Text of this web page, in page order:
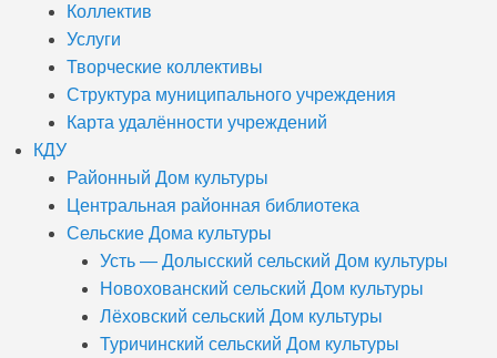
Коллектив
Услуги
Творческие коллективы
Структура муниципального учреждения
Карта удалённости учреждений
КДУ
Районный Дом культуры
Центральная районная библиотека
Сельские Дома культуры
Усть — Долысский сельский Дом культуры
Новохованский сельский Дом культуры
Лёховский сельский Дом культуры
Туричинский сельский Дом культуры